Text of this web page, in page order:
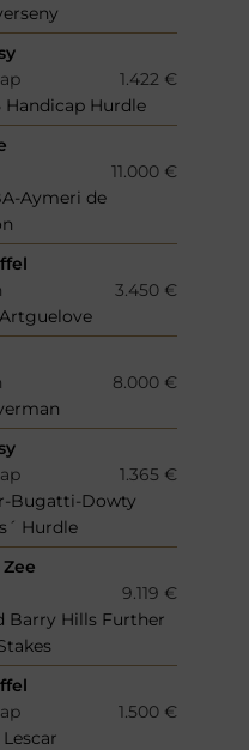
1.422 €
Handicap Hurdle
11.000 €
Aymeri de
3.450 €
8.000 €
1.365 €
Bugatti-Dowty
Hurdle
9.119 €
Barry Hills Further
1.500 €